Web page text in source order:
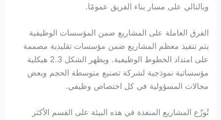
وبالتالي على مسار بناء الفريق عمومًا.
الفرق العاملة على المشاريع ضمن المؤسسات الوظيفية
يتم تنفيذ معظم المشاريع ضمن مؤسسات تقليدية مصممة
على امتداد الخطوط الوظيفية. ويظهر الشكل 2.3 هيكلية
مؤسساتية نموذجية لشركة تصنيع متوسطة الحجم وبعض
مجالات المسؤولية في كل اختصاص وظيفي.
تُوزّع المشاريع المنفذة في هذه البيئة على القسم الأكثر